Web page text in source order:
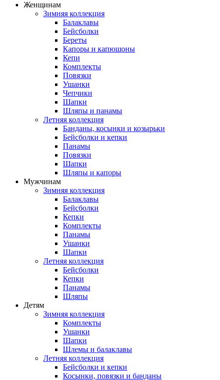
Женщинам
Зимняя коллекция
Балаклавы
Бейсболки
Береты
Капоры и капюшоны
Кепи
Комплекты
Повязки
Ушанки
Чепчики
Шапки
Шляпы и панамы
Летняя коллекция
Банданы, косынки и козырьки
Бейсболки и кепки
Панамы
Повязки
Шапки
Шляпы и капоры
Мужчинам
Зимняя коллекция
Балаклавы
Бейсболки
Кепки
Комплекты
Панамы
Ушанки
Шапки
Летняя коллекция
Бейсболки
Кепки
Панамы
Шляпы
Детям
Зимняя коллекция
Комплекты
Ушанки
Шапки
Шлемы и балаклавы
Летняя коллекция
Бейсболки и кепки
Косынки, повязки и банданы